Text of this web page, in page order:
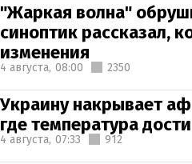
"Жаркая волна"
синоптик рассказал,
изменения
4 августа, 08:00 2350
Украину накрывает
где температура
4 августа, 07:33 912